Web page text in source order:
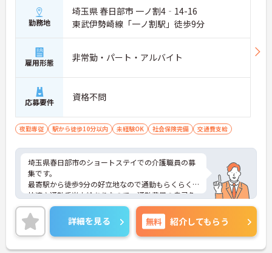
勤務地
埼玉県 春日部市 一ノ割4‐14-16
東武伊勢崎線「一ノ割駅」徒歩9分
雇用形態 非常勤・パート・アルバイト
応募要件 資格不問
夜勤専従 駅から徒歩10分以内 未経験OK 社会保険完備 交通費支給
埼玉県春日部市のショートステイでの介護職員の募
集です。
最寄駅から徒歩9分の好立地なので通勤もらくらく
快適♪通勤手当支給ありなので、通勤費用の自己負
担の心配も不要！
ご興味のある方は、面接のポイントをお伝えします
のでお気軽にお問い合せください。
詳細を見る 無料 紹介してもらう